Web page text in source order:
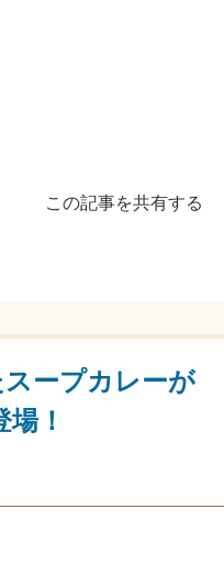
この記事を共有する
ープカレーが
！